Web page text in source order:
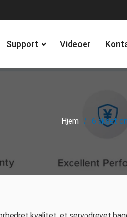
Support Videoer
Hjem 6 akset